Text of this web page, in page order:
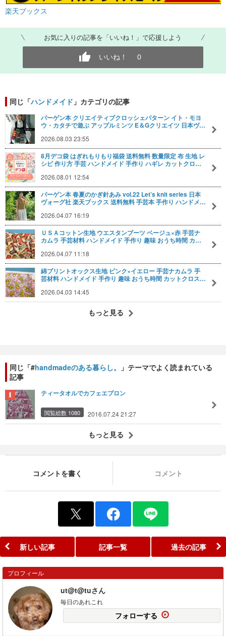
楽天ブックス
お気に入りの記事を「いいね！」で応援しよう
いいね！ 0
同じ「ハンドメイド 」カテゴリの記事
バーゲン本 クリエイティブクロッシェパターン イト・モヨ
ウ・カタチで遊ぶ アップルミンツ E＆Gクリエイツ 日本ヴ…
2026.08.03 23:55
8月デコ袋 はぎれもりもり福袋 送料無料 数量限定 布 生地 レ
シピ 作り方 手芸 ハンドメイド 手作り ハギレ カットクロ…
2026.08.01 12:54
バーゲン本 春夏のかぎ針あみ vol.22 Let’s knit series 日本
ヴォーグ社 楽天ブックス 送料無料 手芸本 手作り ハンドメ…
2026.04.07 16:19
ＵＳＡコットン生地 ウエスタンブーツ ベージュ×赤 手芸ナ
カムラ 手芸材料 ハンドメイド 手作り 趣味 おうち時間 カ…
2026.04.07 11:18
綿プリントオックス生地 ピンク×イエロー 手芸ナカムラ 手
芸材料 ハンドメイド 手作り 趣味 おうち時間 カットクロス…
2026.04.03 14:45
もっと見る
同じ「#handmadeのある暮らし。
」テーマでよく読まれている
記事
ティータオルでカフェエプロン
閲覧総数 1080 2016.07.24 21:27
もっと見る
コメントを書く コメント
新しい記事 記事一覧 過去の記事
プロフィール
ut@t@tuさん
毎日のあれこれ
フォローする